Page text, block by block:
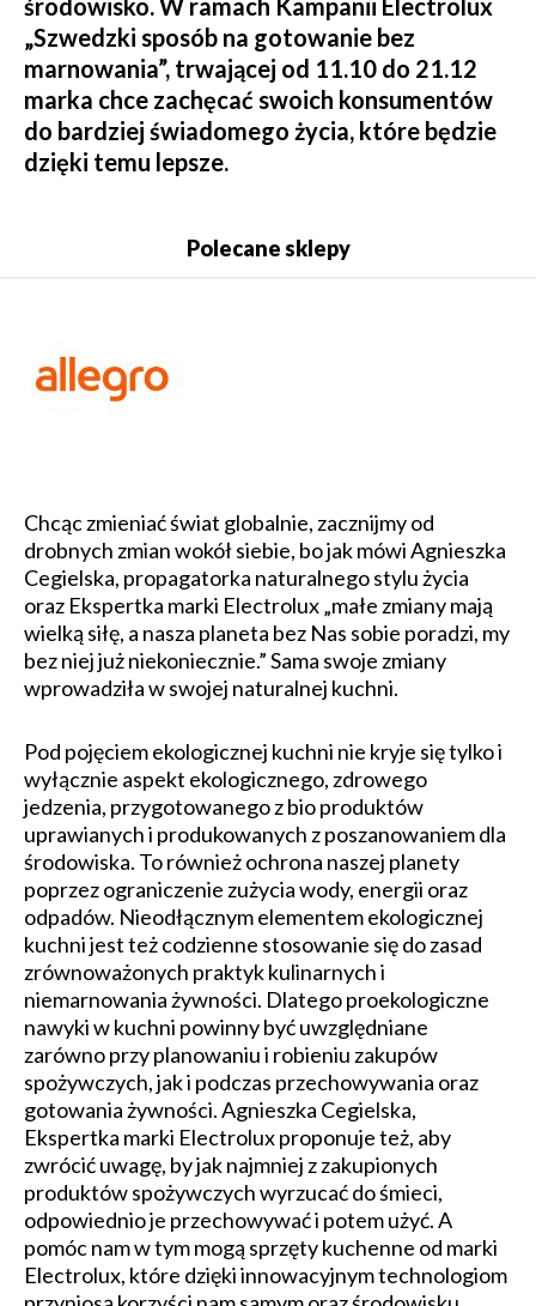
„Szwedzki sposób na gotowanie bez
marnowania”, trwającej od 11.10 do 21.12
marka chce zachęcać swoich konsumentów
do bardziej świadomego życia, które będzie
dzięki temu lepsze.
Polecane sklepy
Chcąc zmieniać świat globalnie, zacznijmy od
drobnych zmian wokół siebie, bo jak mówi Agnieszka
Cegielska, propagatorka naturalnego stylu życia
oraz Ekspertka marki Electrolux „małe zmiany mają
wielką siłę, a nasza planeta bez Nas sobie poradzi, my
bez niej już niekoniecznie.” Sama swoje zmiany
wprowadziła w swojej naturalnej kuchni.
Pod pojęciem ekologicznej kuchni nie kryje się tylko i
wyłącznie aspekt ekologicznego, zdrowego
jedzenia, przygotowanego z bio produktów
uprawianych i produkowanych z poszanowaniem dla
środowiska. To również ochrona naszej planety
poprzez ograniczenie zużycia wody, energii oraz
odpadów. Nieodłącznym elementem ekologicznej
kuchni jest też codzienne stosowanie się do zasad
zrównoważonych praktyk kulinarnych i
niemarnowania żywności. Dlatego proekologiczne
nawyki w kuchni powinny być uwzględniane
zarówno przy planowaniu i robieniu zakupów
spożywczych, jak i podczas przechowywania oraz
gotowania żywności. Agnieszka Cegielska,
Ekspertka marki Electrolux proponuje też, aby
zwrócić uwagę, by jak najmniej z zakupionych
produktów spożywczych wyrzucać do śmieci,
odpowiednio je przechowywać i potem użyć. A
pomóc nam w tym mogą sprzęty kuchenne od marki
Electrolux, które dzięki innowacyjnym technologiom